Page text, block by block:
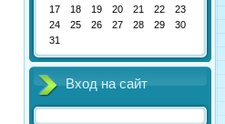
17
18 19 20 21 22
23
24
25 26 27 28 29
30
31
Вход на сайт